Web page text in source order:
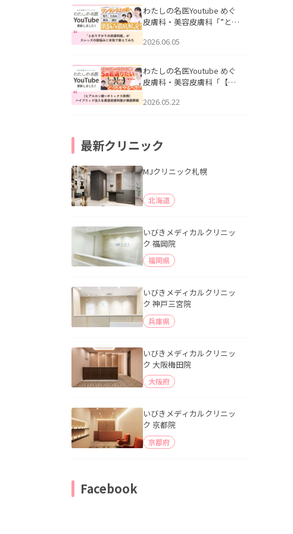
公開いたしました。
わたしの名医Youtube めぐ
皮膚科・美容皮膚科「”とお
ッズの肌悩みに本気で答え
た。
2026.06.05
わたしの名医Youtube めぐ
皮膚科・美容皮膚科「【ヒ
用】ハイブリッド注入を美
2026.05.22
最新クリニック
MJクリニック札幌
北海道
いびきメディカルクリニッ
ク 福岡院
福岡県
いびきメディカルクリニッ
ク 神戸三宮院
兵庫県
いびきメディカルクリニッ
ク 大阪梅田院
大阪府
いびきメディカルクリニッ
ク 京都院
京都府
Facebook